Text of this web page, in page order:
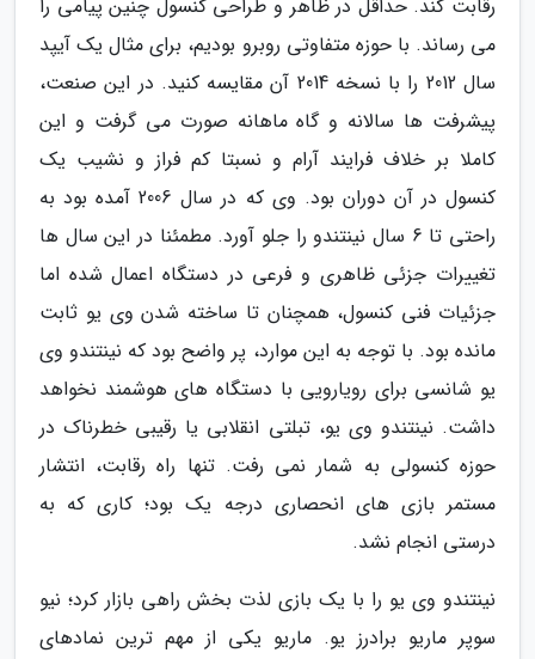
رقابت کند. حداقل در ظاهر و طراحی کنسول چنین پیامی را
می رساند. با حوزه متفاوتی روبرو بودیم، برای مثال یک آیپد
سال 2012 را با نسخه 2014 آن مقایسه کنید. در این صنعت،
پیشرفت ها سالانه و گاه ماهانه صورت می گرفت و این
کاملا بر خلاف فرایند آرام و نسبتا کم فراز و نشیب یک
کنسول در آن دوران بود. وی که در سال 2006 آمده بود به
راحتی تا 6 سال نینتندو را جلو آورد. مطمئنا در این سال ها
تغییرات جزئی ظاهری و فرعی در دستگاه اعمال شده اما
جزئیات فنی کنسول، همچنان تا ساخته شدن وی یو ثابت
مانده بود. با توجه به این موارد، پر واضح بود که نینتندو وی
یو شانسی برای رویارویی با دستگاه های هوشمند نخواهد
داشت. نینتندو وی یو، تبلتی انقلابی یا رقیبی خطرناک در
حوزه کنسولی به شمار نمی رفت. تنها راه رقابت، انتشار
مستمر بازی های انحصاری درجه یک بود؛ کاری که به
درستی انجام نشد.
نینتندو وی یو را با یک بازی لذت بخش راهی بازار کرد؛ نیو
سوپر ماریو برادرز یو. ماریو یکی از مهم ترین نمادهای